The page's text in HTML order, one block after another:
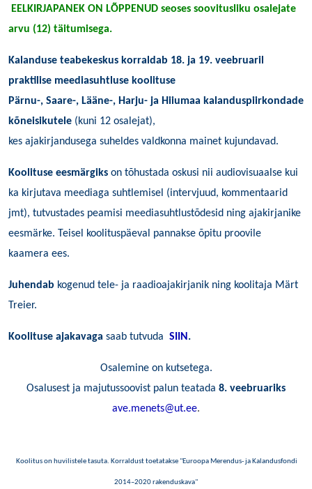
EELKIRJAPANEK ON LÕPPENUD seoses soovitusliku osalejate
arvu (12) täitumisega.
Kalanduse teabekeskus korraldab 18. ja 19. veebruaril
praktilise meediasuhtluse koolituse
Pärnu-, Saare-, Lääne-, Harju- ja Hiiumaa kalanduspiirkondade
kõneisikutele (kuni 12 osalejat),
kes ajakirjandusega suheldes valdkonna mainet kujundavad.
Koolituse eesmärgiks on tõhustada oskusi nii audiovisuaalse kui
ka kirjutava meediaga suhtlemisel (intervjuud, kommentaarid
jmt), tutvustades peamisi meediasuhtlustõdesid ning ajakirjanike
eesmärke. Teisel koolituspäeval pannakse õpitu proovile
kaamera ees.
Juhendab kogenud tele- ja raadioajakirjanik ning koolitaja Märt
Treier.
Koolituse ajakavaga saab tutvuda SIIN .
Osalemine on kutsetega.
Osalusest ja majutussoovist palun teatada 8. veebruariks
ave.menets@ut.ee.
Koolitus on huvilistele tasuta. Korraldust toetatakse "Euroopa Merendus- ja Kalandusfondi
2014–2020 rakenduskava"